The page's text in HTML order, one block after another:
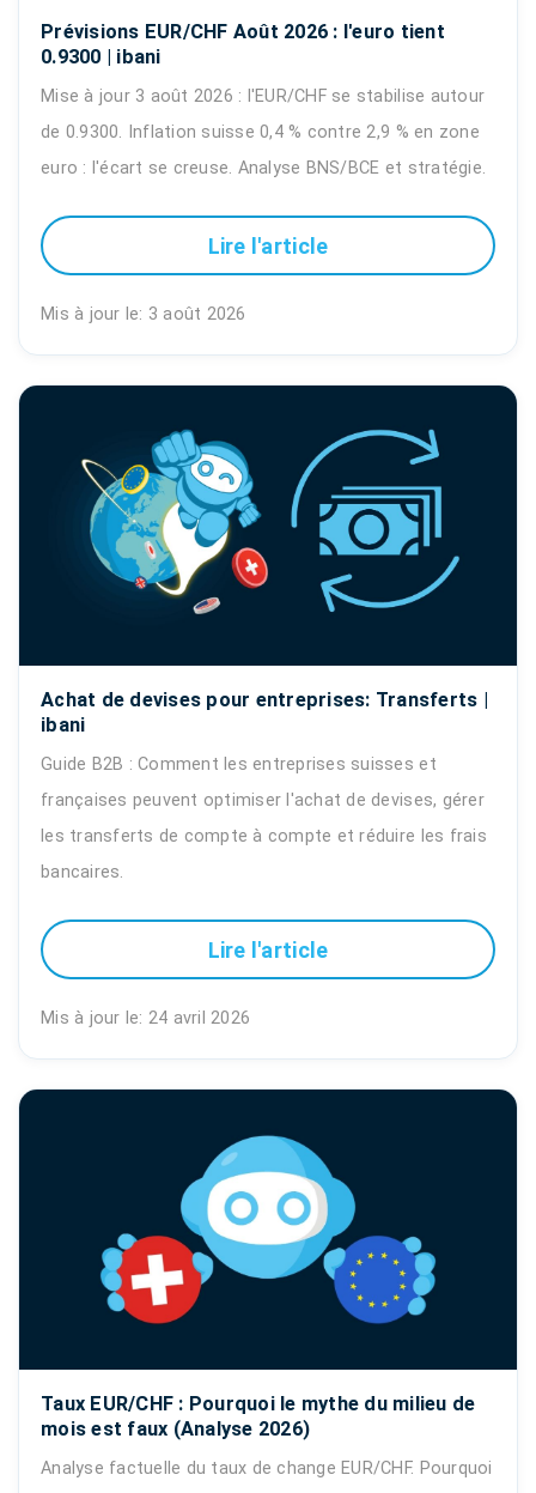
Prévisions EUR/CHF Août 2026 : l'euro tient
0.9300 | ibani
Mise à jour 3 août 2026 : l'EUR/CHF se stabilise autour
de 0.9300. Inflation suisse 0,4 % contre 2,9 % en zone
euro : l'écart se creuse. Analyse BNS/BCE et stratégie.
Lire l'article
Mis à jour le: 3 août 2026
Achat de devises pour entreprises: Transferts |
ibani
Guide B2B : Comment les entreprises suisses et
françaises peuvent optimiser l'achat de devises, gérer
les transferts de compte à compte et réduire les frais
bancaires.
Lire l'article
Mis à jour le: 24 avril 2026
Taux EUR/CHF : Pourquoi le mythe du milieu de
mois est faux (Analyse 2026)
Analyse factuelle du taux de change EUR/CHF. Pourquoi